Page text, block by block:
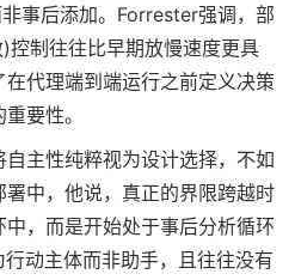
事后添加。Forrester强调，部
制往往比早期放慢速度更具
代理端到端运行之前定义决策
要性。
主性纯粹视为设计选择，不如
中，他说，真正的界限跨越时
，而是开始处于事后分析循环
动主体而非助手，且往往没有